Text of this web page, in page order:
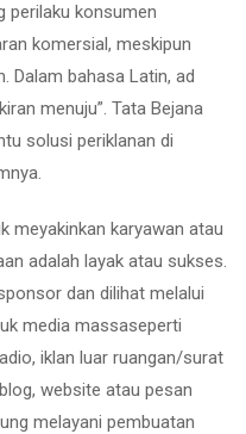
perilaku konsumen
komersial, meskipun
Dalam bahasa Latin, ad
menuju”. Tata Bejana
solusi periklanan di
meyakinkan karyawan atau
adalah layak atau sukses.
dan dilihat melalui
media massaseperti
iklan luar ruangan/surat
website atau pesan
melayani pembuatan